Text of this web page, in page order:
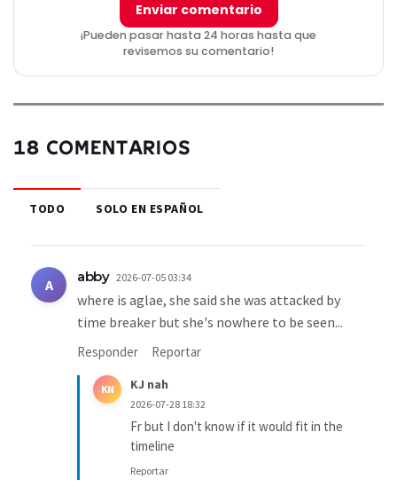
Enviar comentario
¡Pueden pasar hasta 24 horas hasta que
revisemos su comentario!
18 COMENTARIOS
TODO SOLO EN ESPAÑOL
A abby 2026-07-05 03:34
where is aglae, she said she was attacked by
time breaker but she's nowhere to be seen...
Responder Reportar
KN KJ nah
2026-07-28 18:32
Fr but I don't know if it would fit in the
timeline
Reportar